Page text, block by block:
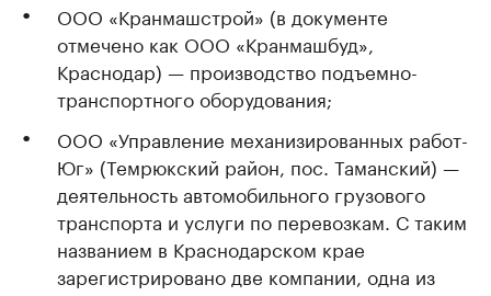
ООО «Кранмашстрой» (в документе
отмечено как ООО «Кранмашбуд»,
Краснодар) — производство подъемно-
транспортного оборудования;
ООО «Управление механизированных работ-
Юг» (Темрюкский район, пос. Таманский) —
деятельность автомобильного грузового
транспорта и услуги по перевозкам. С таким
названием в Краснодарском крае
зарегистрировано две компании, одна из